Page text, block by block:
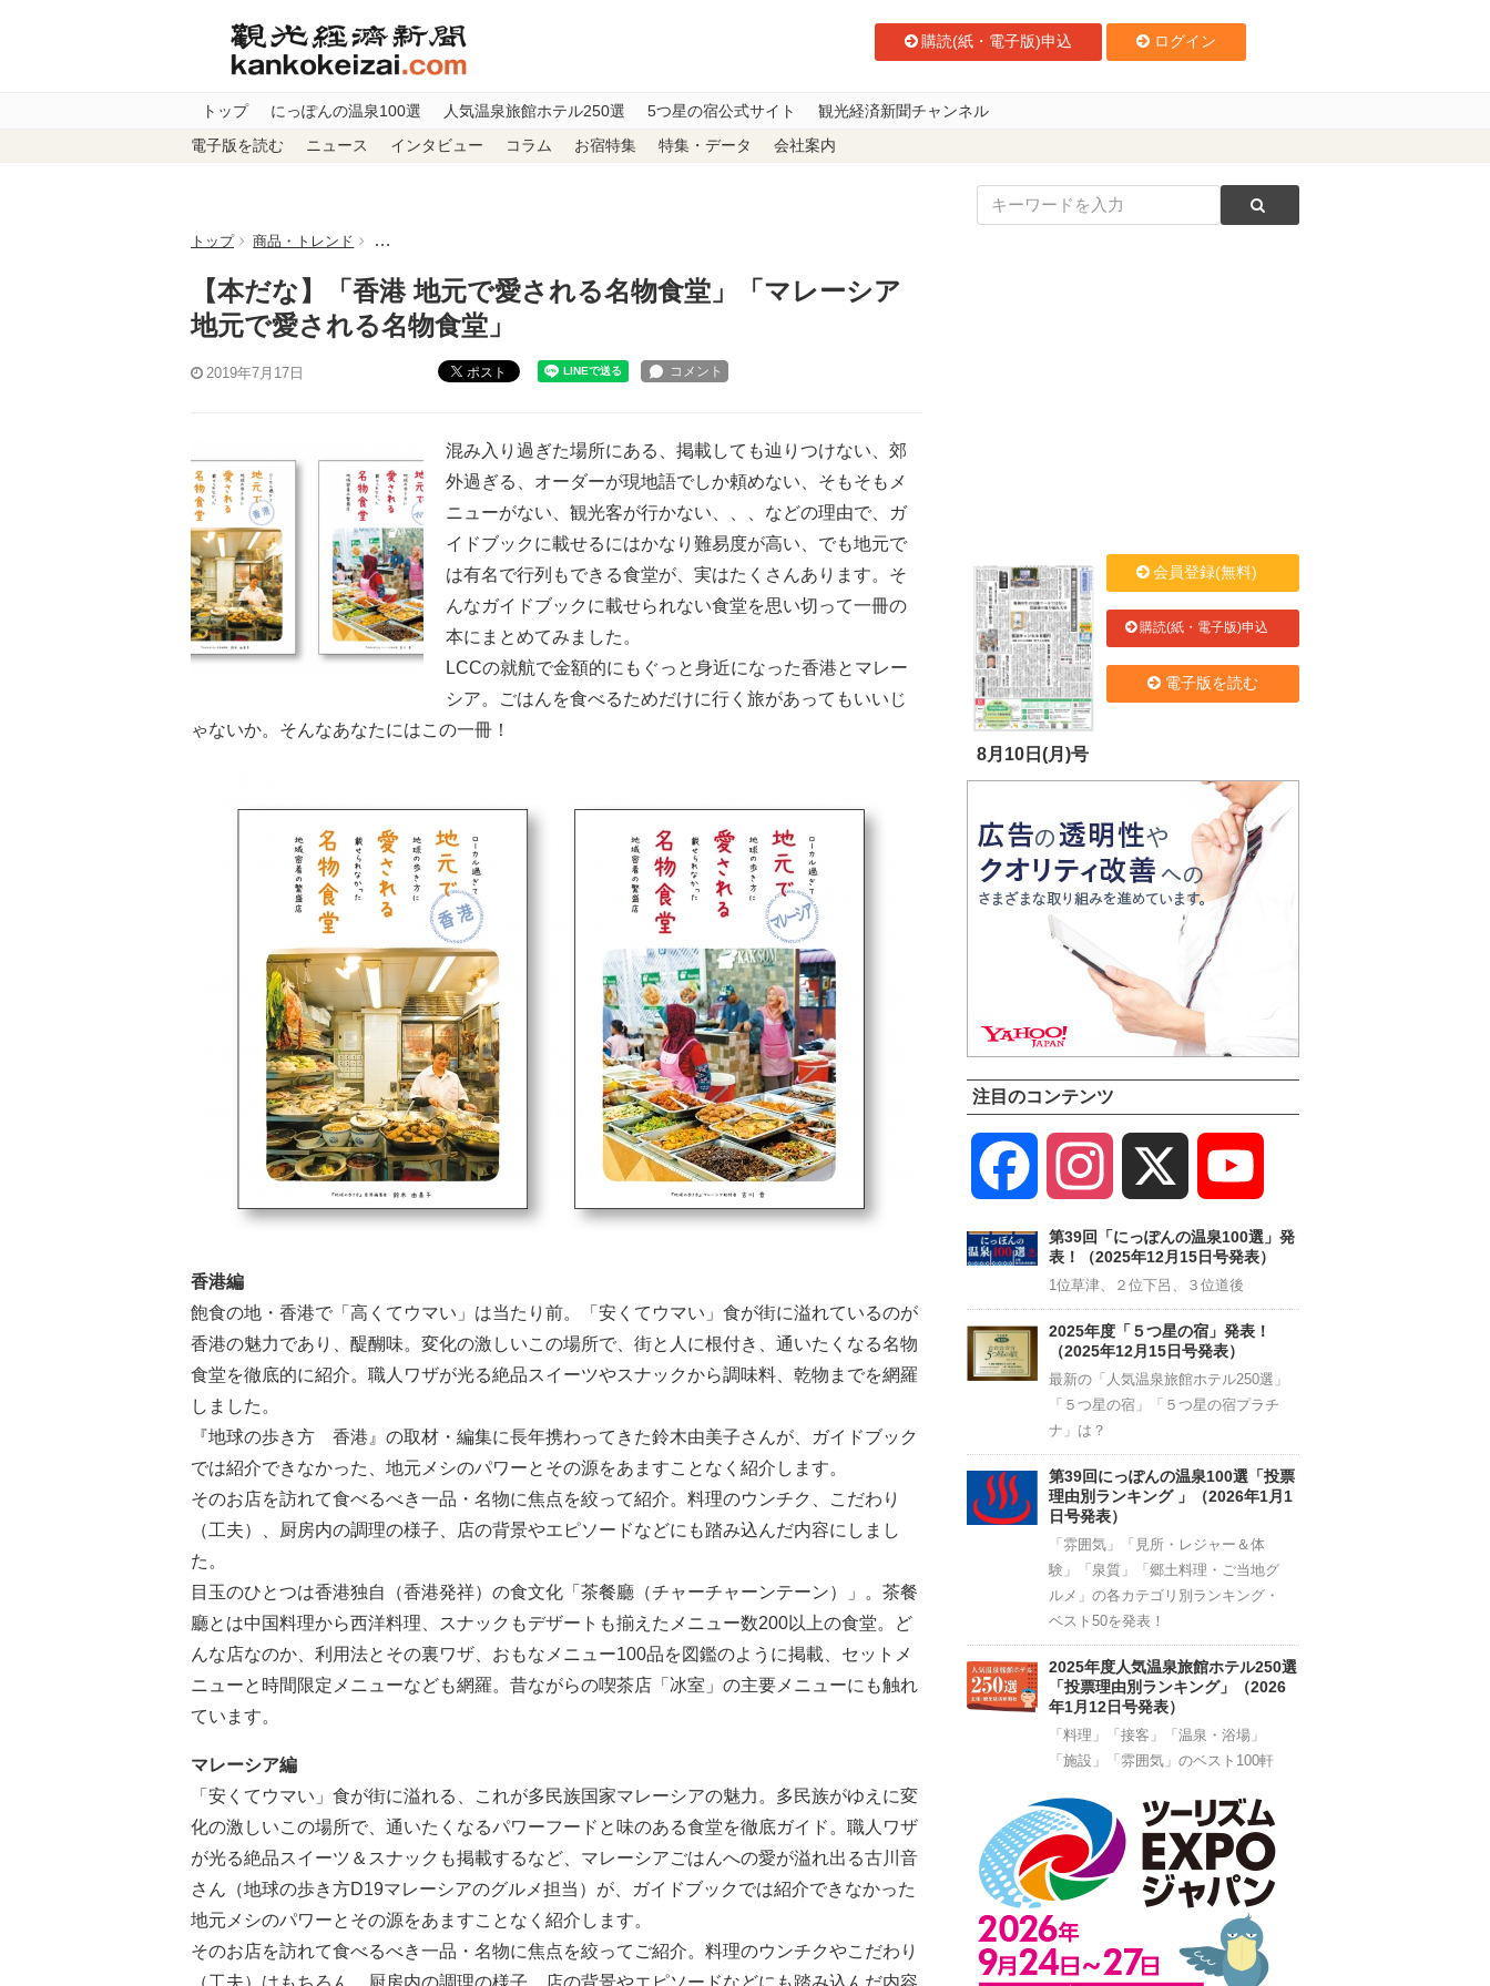
購読(紙・電子版)申込 ログイン
トップ にっぽんの温泉100選 人気温泉旅館ホテル250選 5つ星の宿公式サイト 観光経済新聞チャンネル
電子版を読む ニュース インタビュー コラム お宿特集 特集・データ 会社案内
トップ 商品・トレンド 【本だな】「香港 地元で愛される名物食堂」「マレーシア 地元で愛される名物食堂」
【本だな】「香港 地元で愛される名物食堂」「マレーシア
地元で愛される名物食堂」
2019年7月17日 ポスト
混み入り過ぎた場所にある、掲載しても辿りつけない、郊
外過ぎる、オーダーが現地語でしか頼めない、そもそもメ
ニューがない、観光客が行かない、、、などの理由で、ガ
イドブックに載せるにはかなり難易度が高い、でも地元で
は有名で行列もできる食堂が、実はたくさんあります。そ
んなガイドブックに載せられない食堂を思い切って一冊の
本にまとめてみました。
LCCの就航で金額的にもぐっと身近になった香港とマレー
シア。ごはんを食べるためだけに行く旅があってもいいじ
ゃないか。そんなあなたにはこの一冊！
香港編
飽食の地・香港で「高くてウマい」は当たり前。「安くてウマい」食が街に溢れているのが
香港の魅力であり、醍醐味。変化の激しいこの場所で、街と人に根付き、通いたくなる名物
食堂を徹底的に紹介。職人ワザが光る絶品スイーツやスナックから調味料、乾物までを網羅
しました。
『地球の歩き方 香港』の取材・編集に長年携わってきた鈴木由美子さんが、ガイドブック
では紹介できなかった、地元メシのパワーとその源をあますことなく紹介します。
そのお店を訪れて食べるべき一品・名物に焦点を絞って紹介。料理のウンチク、こだわり
（工夫）、厨房内の調理の様子、店の背景やエピソードなどにも踏み込んだ内容にしまし
た。
目玉のひとつは香港独自（香港発祥）の食文化「茶餐廳（チャーチャーンテーン）」。茶餐
廳とは中国料理から西洋料理、スナックもデザートも揃えたメニュー数200以上の食堂。ど
んな店なのか、利用法とその裏ワザ、おもなメニュー100品を図鑑のように掲載、セットメ
ニューと時間限定メニューなども網羅。昔ながらの喫茶店「冰室」の主要メニューにも触れ
ています。
マレーシア編
「安くてウマい」食が街に溢れる、これが多民族国家マレーシアの魅力。多民族がゆえに変
化の激しいこの場所で、通いたくなるパワーフードと味のある食堂を徹底ガイド。職人ワザ
が光る絶品スイーツ＆スナックも掲載するなど、マレーシアごはんへの愛が溢れ出る古川音
さん（地球の歩き方D19マレーシアのグルメ担当）が、ガイドブックでは紹介できなかった
地元メシのパワーとその源をあますことなく紹介します。
そのお店を訪れて食べるべき一品・名物に焦点を絞ってご紹介。料理のウンチクやこだわり
8月10日(月)号
会員登録(無料)
購読(紙・電子版)申込
電子版を読む
注目のコンテンツ
Facebook Instagram
Channel
第39回「にっぽんの温泉100選」発
表！（2025年12月15日号発表）
1位草津、２位下呂、３位道後
2025年度「５つ星の宿」発表！
（2025年12月15日号発表）
最新の「人気温泉旅館ホテル250選」
「５つ星の宿」「５つ星の宿プラチ
ナ」は？
第39回にっぽんの温泉100選「投票
理由別ランキング 」（2026年1月1
日号発表）
「雰囲気」「見所・レジャー＆体
験」「泉質」「郷土料理・ご当地グ
ルメ」の各カテゴリ別ランキング・
ベスト50を発表！
2025年度人気温泉旅館ホテル250選
「投票理由別ランキング」（2026
年1月12日号発表）
「料理」「接客」「温泉・浴場」
「施設」「雰囲気」のベスト100軒